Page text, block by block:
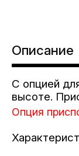
Описание
С опцией
высоте.
Опция